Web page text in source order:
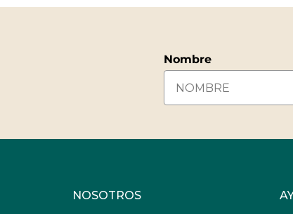
Nombre
NOSOTROS